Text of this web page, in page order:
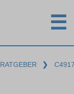
☰
RATGEBER ❯